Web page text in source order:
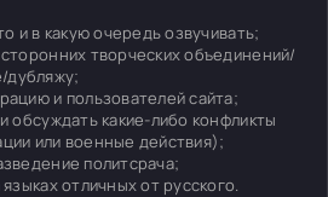
и в какую очередь озвучивать;
творческих объединений/
дубляжу;
и пользователей сайта;
обсуждать какие-либо конфликты
или военные действия);
политсрача;
отличных от русского.